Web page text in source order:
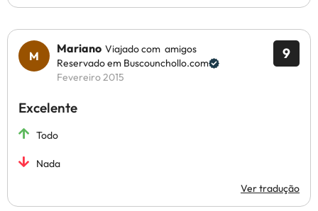
9
Mariano Viajado com amigos
Reservado em Buscounchollo.com
Fevereiro 2015
Excelente
Todo
Nada
Ver tradução